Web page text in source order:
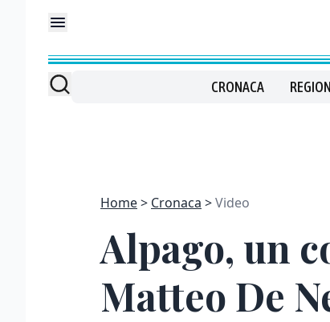
CRONACA
Home Cronaca Video
Alpago, un
Matteo De